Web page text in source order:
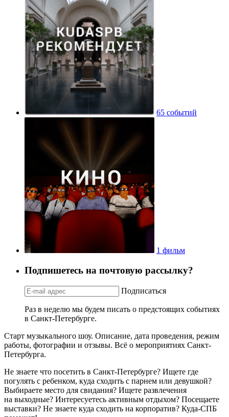
65 событий
1 фильм
Подпишетесь на почтовую рассылку?
Подписаться
Раз в неделю мы будем писать о предстоящих событиях
в Санкт-Петербурге.
Старт музыкального шоу. Описание, дата проведения, режим
работы, фотографии и отзывы. Всё о мероприятиях Санкт-
Петербурга.
Не знаете что посетить в Санкт-Петербурге? Ищете где
погулять с ребенком, куда сходить с парнем или девушкой?
Выбираете место для свидания? Ищете развлечения
на выходные? Интересуетесь активным отдыхом? Посещаете
выставки? Не знаете куда сходить на корпоратив? Куда-СПБ